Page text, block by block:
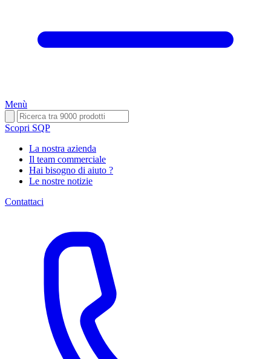
Menù
Scopri SQP
La nostra azienda
Il team commerciale
Hai bisogno di aiuto ?
Le nostre notizie
Contattaci